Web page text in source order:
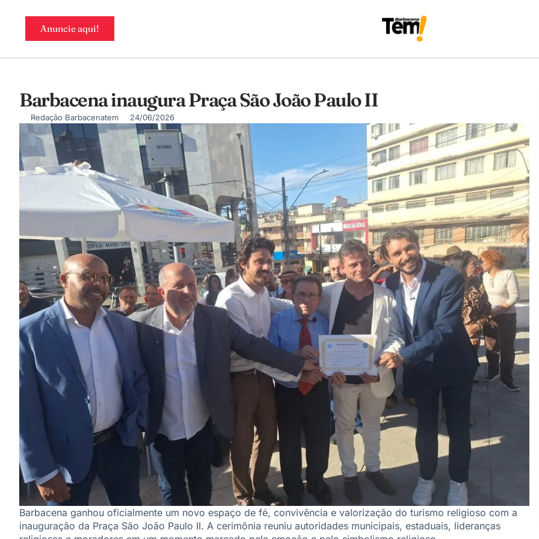
Anuncie aqui!
Barbacena inaugura Praça São João Paulo II
Redação Barbacenatem 24/06/2026
Barbacena ganhou oficialmente um novo espaço de fé, convivência e valorização do turismo religioso com a
inauguração da Praça São João Paulo II. A cerimônia reuniu autoridades municipais, estaduais, lideranças